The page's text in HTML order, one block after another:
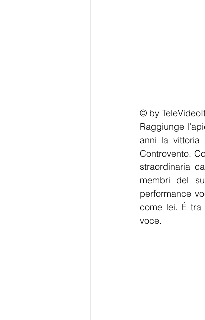
© by
Raggiunge
anni la vittoria
Controvento.
straordinaria
membri del
performance
come lei. É tra
voce.